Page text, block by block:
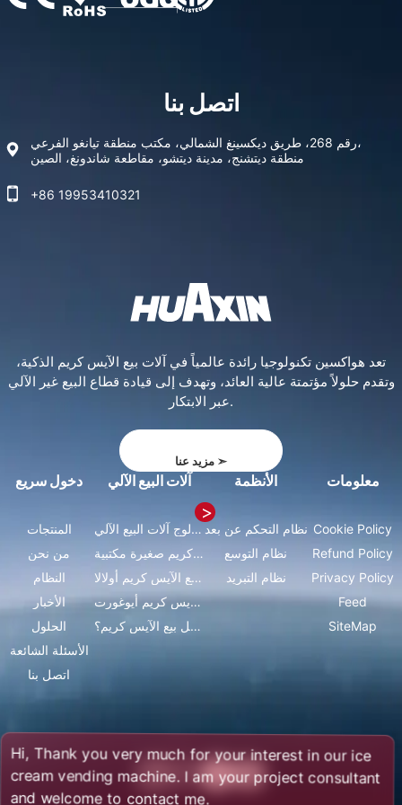
تعد هواكسين تكنولوجيا رائدة عالمياً في آلات بيع الآيس كريم الذكية،
وتقدم حلولاً مؤتمتة عالية العائد، وتهدف إلى قيادة قطاع البيع غير الآلي
عبر الابتكار.
➣
دخول سريع
المنتجات
من نحن
النظام
الأخبار
الحلول
الأسئلة الشائعة
اتصل بنا
آلات البيع الآلي
كتالوج آلات البيع الآلي
آلات آيس كريم صغيرة مكتبية
آلات بيع الآيس كريم أولالا
آلات آيس كريم أيوغورت
كيف تبدأ عمل بيع الآيس كريم؟
الأنظمة
نظام التحكم عن بعد
نظام التوسع
نظام التبريد
معلومات
Cookie Policy
Refund Policy
Privacy Policy
Feed
SiteMap
اتصل بنا
رقم 268، طريق ديكسينغ الشمالي، مكتب منطقة تيانغو الفرعي،
منطقة ديتشنج، مدينة ديتشو، مقاطعة شاندونغ، الصين
+86 19953410321
you very much for your interest in our ice
vending machine. I am your project consultant
to contact me.